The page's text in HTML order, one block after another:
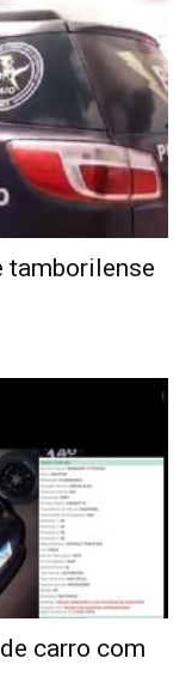
tamborilense
carro com